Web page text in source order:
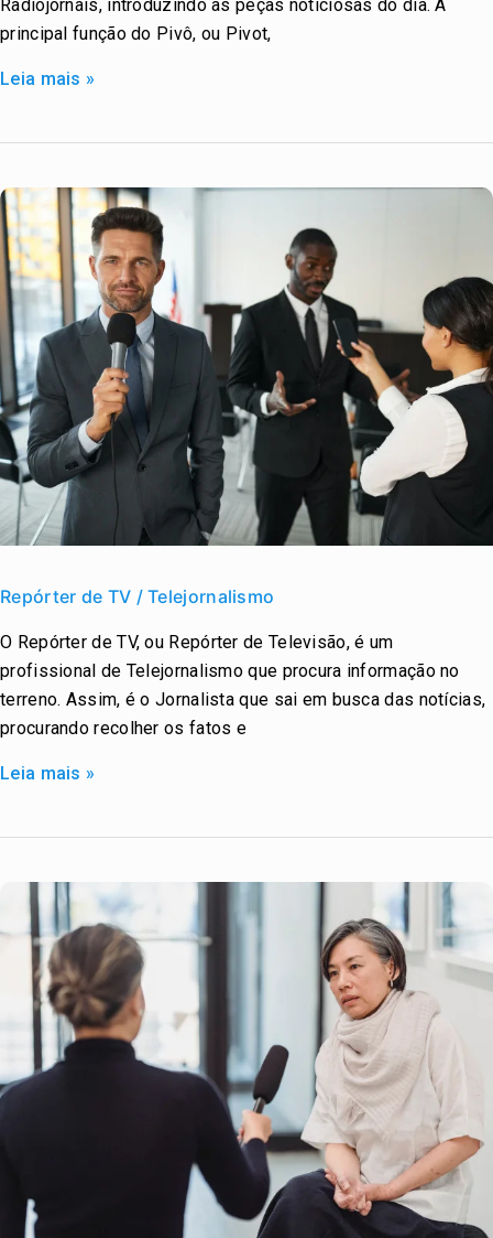
Radiojornais, introduzindo as peças noticiosas do dia. A
principal função do Pivô, ou Pivot,
Leia mais »
Repórter de TV / Telejornalismo
O Repórter de TV, ou Repórter de Televisão, é um
profissional de Telejornalismo que procura informação no
terreno. Assim, é o Jornalista que sai em busca das notícias,
procurando recolher os fatos e
de
/
Telejornalismo
Leia mais »